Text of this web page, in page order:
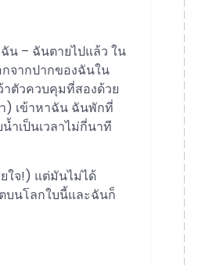
น – ฉันตายไปแล้ว ใน
จากปากของฉันใน
าตัวควบคุมที่สองด้วย
) เข้าหาฉัน ฉันพักที่
เป็นเวลาไม่กี่นาที
ใจ!) แต่มันไม่ได้
บนโลกใบนี้และฉันก็